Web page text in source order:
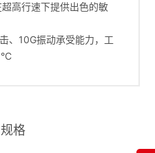
高行速下提供出色的敏
、10G振动承受能力，工
格